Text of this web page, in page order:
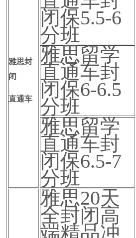
雅思封
闭
直通车
闭保5.5-6
分班
雅思留学
直通车封
闭保6-6.5
分班
雅思留学
直通车封
闭保6.5-7
分班
雅思20天
全封闭高
端精品冲